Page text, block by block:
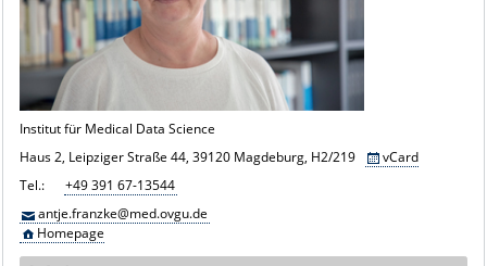
Institut für Medical Data Science
Haus 2, Leipziger Straße 44, 39120 Magdeburg, H2/219
vCard
Tel.:
+49 391 67-13544
antje.franzke@med.ovgu.de
Homepage